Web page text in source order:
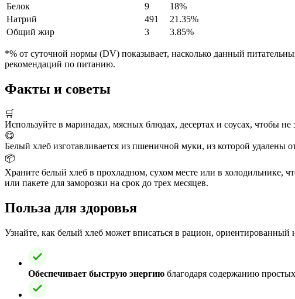
Белок
9
18%
Натрий
491
21.35%
Общий жир
3 3.85%
*% от суточной нормы (DV) показывает, насколько данный
рекомендаций по питанию.
Факты и советы
🛒
Используйте в маринадах, мясных блюдах, десертах и соусах, чтобы не
😋
Белый хлеб изготавливается из пшеничной муки, из которой удалены
📦
Храните белый хлеб в прохладном, сухом месте или в холодильнике,
или пакете для заморозки на срок до трех месяцев.
Польза для здоровья
Узнайте, как белый хлеб может вписаться в рацион, ориентированный
Обеспечивает быструю энергию благодаря содержанию